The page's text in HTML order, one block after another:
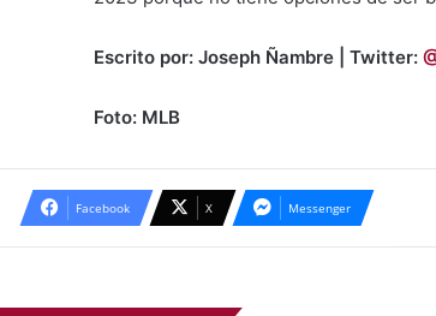
Escrito por: Joseph Ñambre | Twitter:
Foto: MLB
Facebook X Messenger